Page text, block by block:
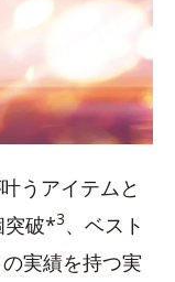
うアイテムと
突破*3、ベスト
実績を持つ実